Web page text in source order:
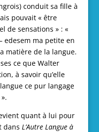
conduit sa fille à
pouvait « être
de sensations » : «
edesem ma petite en
matière de la langue.
ce que Walter
à savoir qu’elle
ce pur langage
quant à lui pour
dans L’Autre Langue à